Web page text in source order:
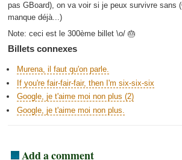
pas GBoard), on va voir si je peux survivre sans
manque déjà...)
Note: ceci est le 300ème billet \o/ 🎂
Billets connexes
Murena, il faut qu'on parle.
If you're fair-fair-fair, then I'm six-six-six
Google, je t'aime moi non plus (2)
Google, je t'aime moi non plus.
Add a comment